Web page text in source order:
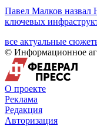
Павел Малков
ключевых
все актуальные
© Информационное
О проекте
Реклама
Редакция
Авторизация